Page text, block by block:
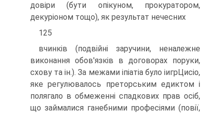
довіри (бути опікуном, прокуратором,
декуріоном тощо), як результат нечесних
125
вчинків (подвійні заручини, неналежне
виконання обов'язків в договорах поруки,
схову та ін.). За межами іпіатіа було іигрЦисіо,
яке регулювалось преторським едиктом і
полягало в обмеженні спадкових прав осіб,
що займалися ганебними професіями (повії,